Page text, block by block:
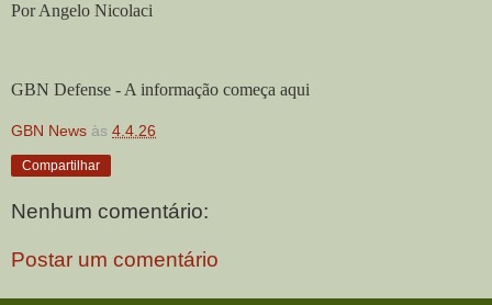
Por Angelo Nicolaci
GBN Defense - A informação começa aqui
GBN News às 4.4.26
Compartilhar
Nenhum comentário:
Postar um comentário